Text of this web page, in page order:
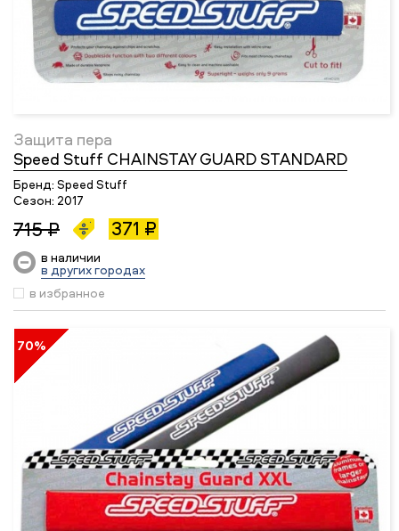
Защита пера
Speed Stuff CHAINSTAY GUARD STANDARD
Бренд: Speed Stuff
Сезон: 2017
715 ₽ 371 ₽
в наличии
в других городах
в избранное
70%